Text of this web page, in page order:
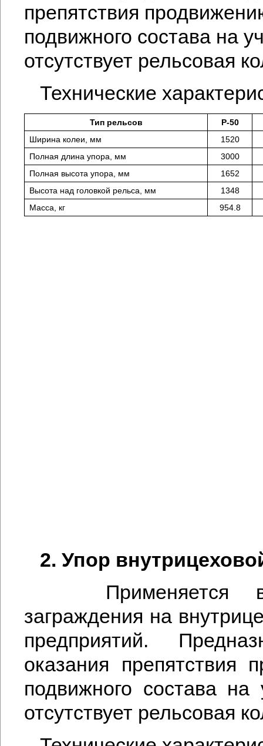
препятствия
подвижного состава на
отсутствует рельсовая
Технические
Тип рельсов
Р-50
Ширина колеи, мм
1520
Полная длина упора, мм
3000
Полная высота упора, мм
1652
Высота над головкой рельса, мм
1348
Масса, кг
954.8
2. Упор
Применяется в
заграждения на
предприятий.
оказания препятствия
подвижного состава на
отсутствует рельсовая